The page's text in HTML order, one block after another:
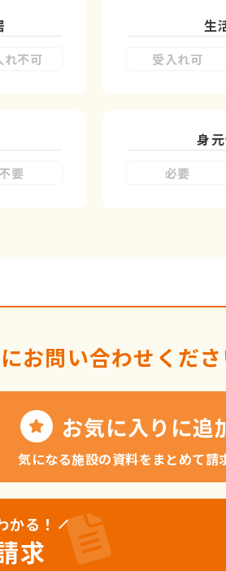
れ不可
生
受入れ可
不要
身
必要
お問い合わせくださ
お気に入りに追
気になる施設の資料をまとめて請
かる！
求